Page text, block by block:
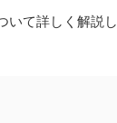
いて詳しく解説し